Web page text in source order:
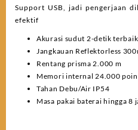
Support USB, jadi pengerjaan
efektif
Akurasi sudut 2-detik
Jangkauan Reflektorless
Rentang prisma 2.000 m
Memori internal 24.000 poin
Tahan Debu/Air IP54
Masa pakai baterai hingga 8